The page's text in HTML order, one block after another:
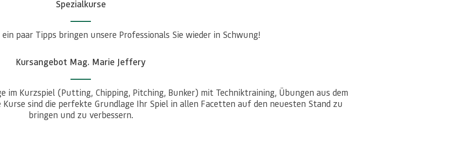
Spezialkurse
paar Tipps bringen unsere Professionals Sie wieder in Schwung!
Kursangebot Mag. Marie Jeffery
im Kurzspiel (Putting, Chipping, Pitching, Bunker) mit Techniktraining, Übungen aus dem
sind die perfekte Grundlage Ihr Spiel in allen Facetten auf den neuesten Stand zu
bringen und zu verbessern.